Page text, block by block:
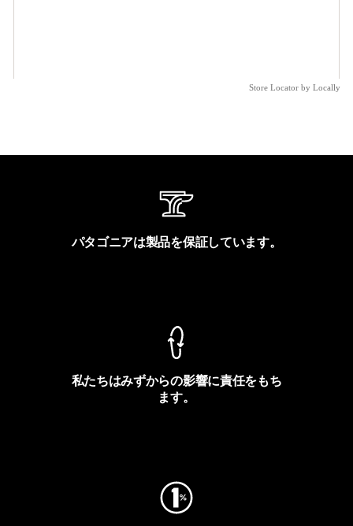
Store Locator by Locally
パタゴニアは製品を保証しています。
私たちはみずからの影響に責任をもち
ます。